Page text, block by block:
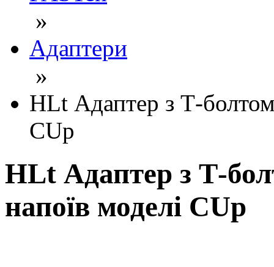
»
Адаптери
»
HLt Адаптер з Т-
CUp
HLt Адаптер з Т-
напоїв моделі CUp